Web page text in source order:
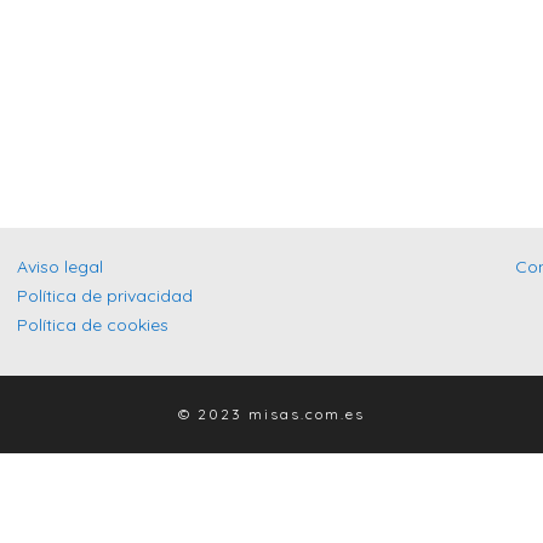
Aviso legal
Política de privacidad
Política de cookies
© 2023 misas.com.es